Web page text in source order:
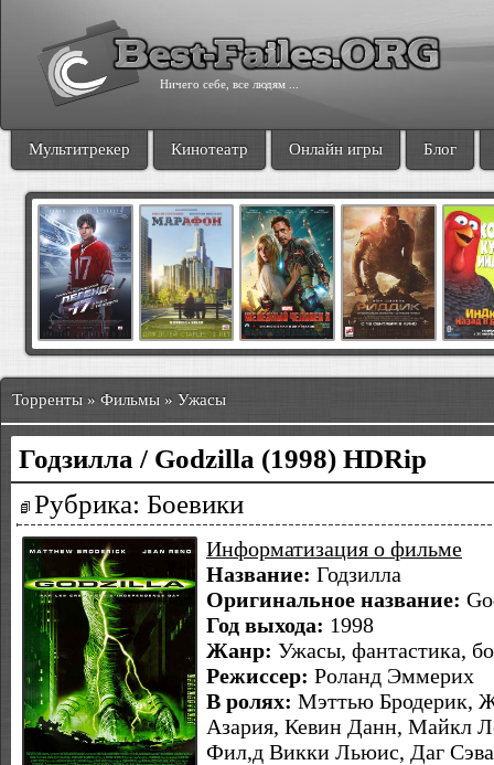
Ничего себе, все людям ...
Мультитрекер Кинотеатр Онлайн игры Блог
Торренты » Фильмы » Ужасы
Годзилла / Godzilla (1998) HDRip
Рубрика: Боевики
Информатизация о фильме
Название: Годзилла
Оригинальное название:
Год выхода: 1998
Жанр: Ужасы, фантастика,
Режиссер: Роланд Эммерих
В ролях: Мэттью Бродерик,
Азария, Кевин Данн, Майкл
Фил,д Викки Льюис, Даг